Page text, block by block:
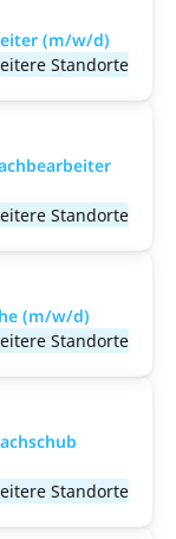
(m/w/d)
Standorte
Standorte
(m/w/d)
Standorte
Standorte